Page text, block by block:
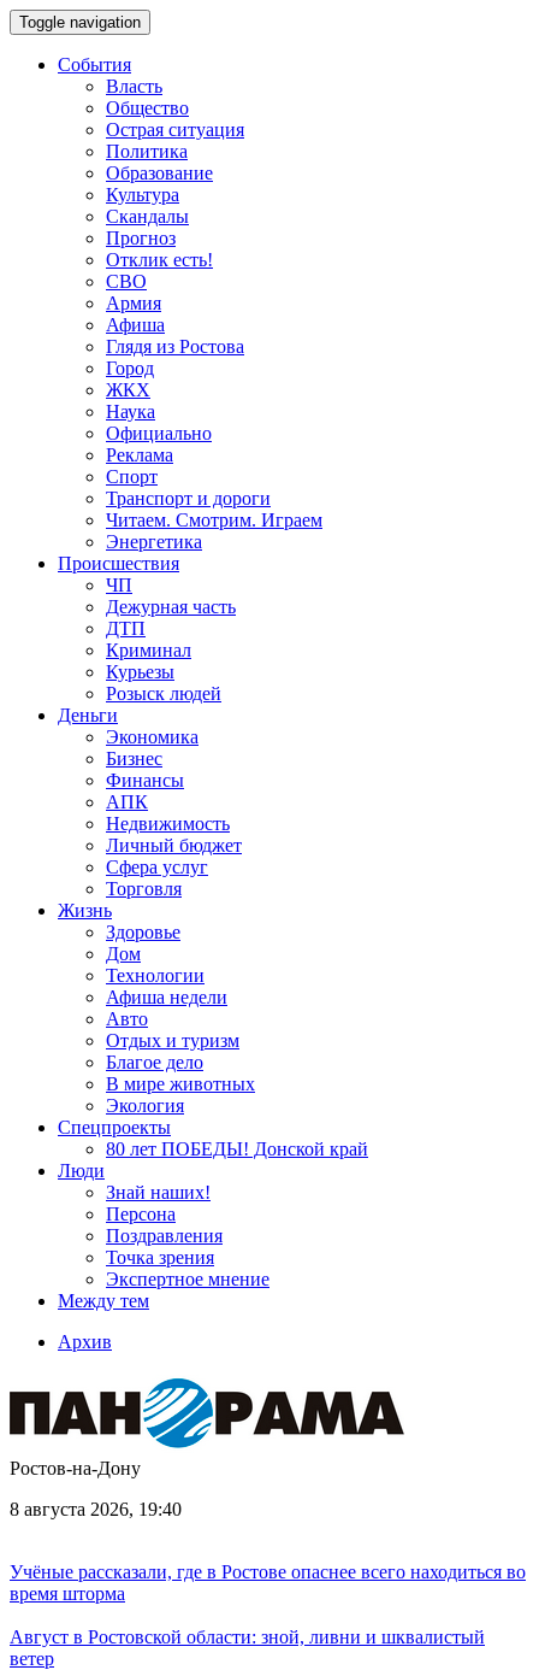
Toggle navigation
События
Власть
Общество
Острая ситуация
Политика
Образование
Культура
Скандалы
Прогноз
Отклик есть!
СВО
Армия
Афиша
Глядя из Ростова
Город
ЖКХ
Наука
Официально
Реклама
Спорт
Транспорт и дороги
Читаем. Смотрим. Играем
Энергетика
Происшествия
ЧП
Дежурная часть
ДТП
Криминал
Курьезы
Розыск людей
Деньги
Экономика
Бизнес
Финансы
АПК
Недвижимость
Личный бюджет
Сфера услуг
Торговля
Жизнь
Здоровье
Дом
Технологии
Афиша недели
Авто
Отдых и туризм
Благое дело
В мире животных
Экология
Спецпроекты
80 лет ПОБЕДЫ! Донской край
Люди
Знай наших!
Персона
Поздравления
Точка зрения
Экспертное мнение
Между тем
Архив
Ростов-на-Дону
8 августа 2026, 19:40
Учёные рассказали, где в Ростове опаснее всего находиться во
время шторма
Август в Ростовской области: зной, ливни и шквалистый
ветер